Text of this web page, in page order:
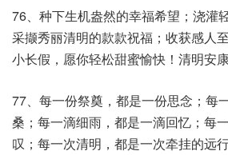
76、种下生机盎然的幸福希望；浇灌
采撷秀丽清明的款款祝福；收获感人
小长假，愿你轻松甜蜜愉快！清明安康
77、每一份祭奠，都是一份思念；每
桑；每一滴细雨，都是一滴回忆；每
叹；每一次清明，都是一次牵挂的远